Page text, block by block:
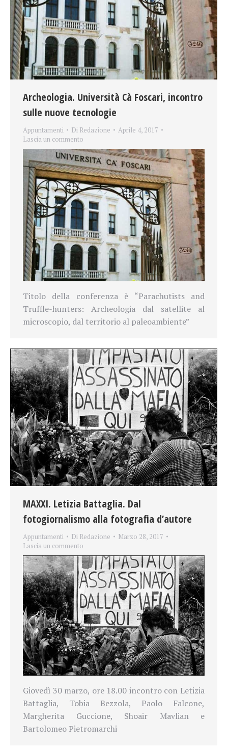
Archeologia. Università Cà Foscari, incontro
sulle nuove tecnologie
Appuntamenti Di Redazione
Aprile 4, 2017
Lascia un commento
Titolo della conferenza è “Parachutists and
Truffle-hunters: Archeologia dal satellite al
microscopio, dal territorio al paleoambiente”
MAXXI. Letizia Battaglia. Dal
fotogiornalismo alla fotografia d’autore
Appuntamenti Di Redazione
Marzo 28, 2017
Lascia un commento
Giovedì 30 marzo, ore 18.00 incontro con Letizia
Battaglia, Tobia Bezzola, Paolo Falcone,
Margherita Guccione, Shoair Mavlian e
Bartolomeo Pietromarchi